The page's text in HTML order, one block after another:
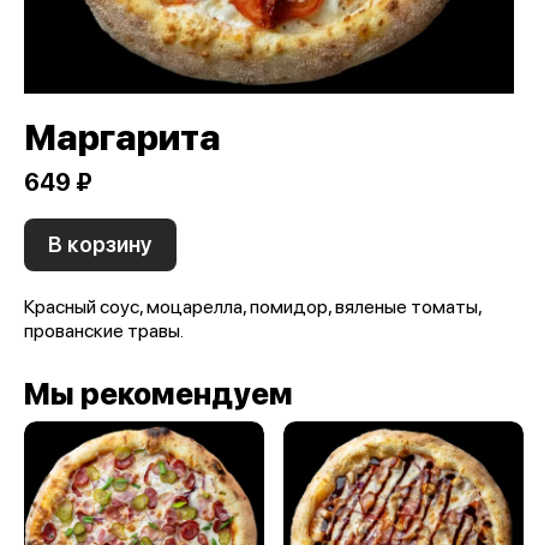
Маргарита
649 ₽
В корзину
Красный соус, моцарелла, помидор, вяленые томаты,
прованские травы.
Мы рекомендуем